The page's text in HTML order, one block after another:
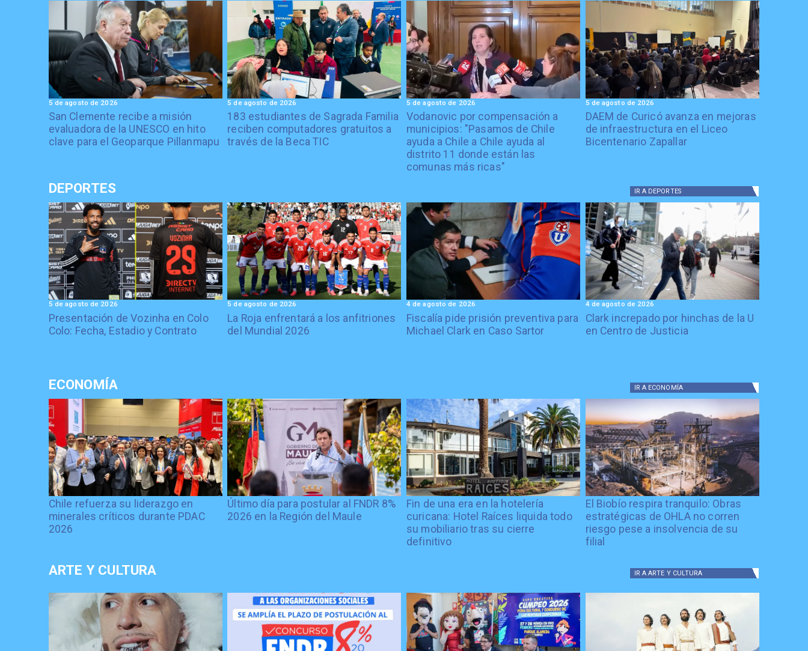
San Clemente recibe a misión
evaluadora de la UNESCO en hito
clave para el Geoparque Pillanmapu
5 de agosto de 2026
183 estudiantes de Sagrada Familia
reciben computadores gratuitos a
través de la Beca TIC
5 de agosto de 2026
Vodanovic por compensación a
municipios: "Pasamos de Chile
ayuda a Chile a Chile ayuda al
distrito 11 donde están las
comunas más ricas"
5 de agosto de 2026
DAEM de Curicó avanza en mejoras
de infraestructura en el Liceo
Bicentenario Zapallar
5 de agosto de 2026
DEPORTES IR A DEPORTES
Presentación de Vozinha en Colo
Colo: Fecha, Estadio y Contrato
5 de agosto de 2026
La Roja enfrentará a los anfitriones
del Mundial 2026
5 de agosto de 2026
Fiscalía pide prisión preventiva para
Michael Clark en Caso Sartor
4 de agosto de 2026
Clark increpado por hinchas de la U
en Centro de Justicia
4 de agosto de 2026
ECONOMÍA IR A ECONOMÍA
Chile refuerza su liderazgo en
minerales críticos durante PDAC
2026
Último día para postular al FNDR 8%
2026 en la Región del Maule
Fin de una era en la hotelería
curicana: Hotel Raíces liquida todo
su mobiliario tras su cierre
definitivo
El Biobío respira tranquilo: Obras
estratégicas de OHLA no corren
riesgo pese a insolvencia de su
filial
ARTE Y CULTURA IR A ARTE Y CULTURA